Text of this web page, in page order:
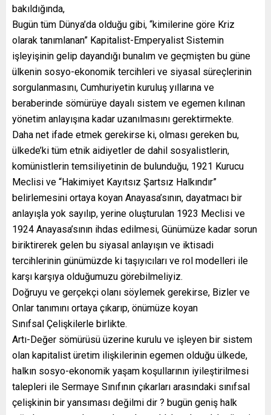
bakıldığında,
Bugün tüm Dünya’da olduğu gibi, “kimilerine göre Kriz
olarak tanımlanan” Kapitalist-Emperyalist Sistemin
işleyişinin gelip dayandığı bunalım ve geçmişten bu güne
ülkenin sosyo-ekonomik tercihleri ve siyasal süreçlerinin
sorgulanmasını, Cumhuriyetin kuruluş yıllarına ve
beraberinde sömürüye dayalı sistem ve egemen kılınan
yönetim anlayışına kadar uzanılmasını gerektirmekte.
Daha net ifade etmek gerekirse ki, olması gereken bu,
ülkede’ki tüm etnik aidiyetler de dahil sosyalistlerin,
komünistlerin temsiliyetinin de bulunduğu, 1921 Kurucu
Meclisi ve “Hakimiyet Kayıtsız Şartsız Halkındır”
belirlemesini ortaya koyan Anayasa’sının, dayatmacı bir
anlayışla yok sayılıp, yerine oluşturulan 1923 Meclisi ve
1924 Anayasa’sının ihdas edilmesi, Günümüze kadar sorun
biriktirerek gelen bu siyasal anlayışın ve iktisadi
tercihlerinin günümüzde ki taşıyıcıları ve rol modelleri ile
karşı karşıya olduğumuzu görebilmeliyiz.
Doğruyu ve gerçekçi olanı söylemek gerekirse, Bizler ve
Onlar tanımını ortaya çıkarıp, önümüze koyan
Sınıfsal Çelişkilerle birlikte.
Artı-Değer sömürüsü üzerine kurulu ve işleyen bir sistem
olan kapitalist üretim ilişkilerinin egemen olduğu ülkede,
halkın sosyo-ekonomik yaşam koşullarının iyileştirilmesi
talepleri ile Sermaye Sınıfının çıkarları arasındaki sınıfsal
çelişkinin bir yansıması değilmi dir ? bugün geniş halk